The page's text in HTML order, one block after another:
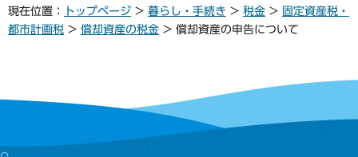
現在位置： トップページ > 暮らし・手続き > 税金 > 固定資産税・
都市計画税 > 償却資産の税金 > 償却資産の申告について